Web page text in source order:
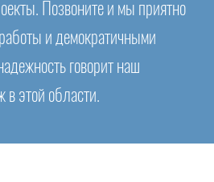
Позвоните и мы приятно
и демократичными
говорит наш
в этой области.